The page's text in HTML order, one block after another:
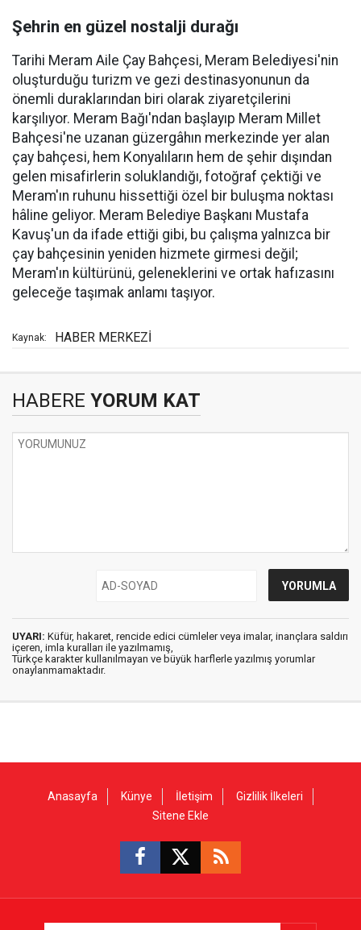
Şehrin en güzel nostalji durağı
Tarihi Meram Aile Çay Bahçesi, Meram Belediyesi'nin
oluşturduğu turizm ve gezi destinasyonunun da
önemli duraklarından biri olarak ziyaretçilerini
karşılıyor. Meram Bağı'ndan başlayıp Meram Millet
Bahçesi'ne uzanan güzergâhın merkezinde yer alan
çay bahçesi, hem Konyalıların hem de şehir dışından
gelen misafirlerin soluklandığı, fotoğraf çektiği ve
Meram'ın ruhunu hissettiği özel bir buluşma noktası
hâline geliyor. Meram Belediye Başkanı Mustafa
Kavuş'un da ifade ettiği gibi, bu çalışma yalnızca bir
çay bahçesinin yeniden hizmete girmesi değil;
Meram'ın kültürünü, geleneklerini ve ortak hafızasını
geleceğe taşımak anlamı taşıyor.
Kaynak: HABER MERKEZİ
HABERE YORUM KAT
UYARI: Küfür, hakaret, rencide edici cümleler veya imalar, inançlara saldırı
içeren, imla kuralları ile yazılmamış,
Türkçe karakter kullanılmayan ve büyük harflerle yazılmış yorumlar
onaylanmamaktadır.
Anasayfa Künye İletişim
Gizlilik İlkeleri
Sitene Ekle